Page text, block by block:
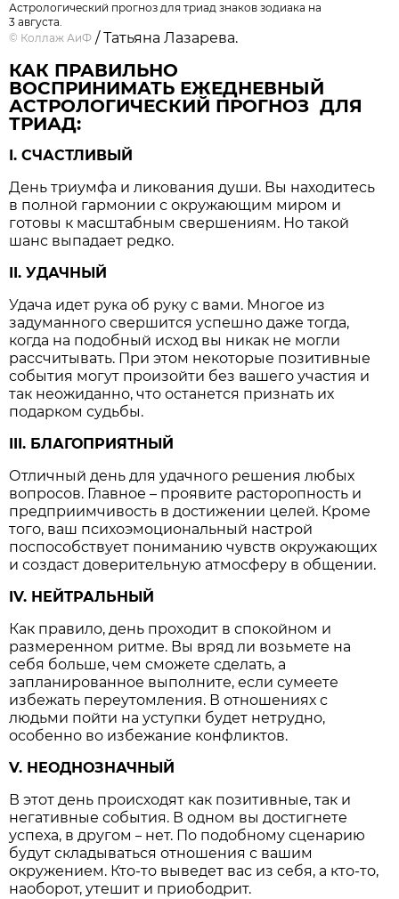
Астрологический прогноз для триад знаков зодиака на
3 августа.
© Коллаж АиФ / Татьяна Лазарева.
КАК ПРАВИЛЬНО
ВОСПРИНИМАТЬ ЕЖЕДНЕВНЫЙ
АСТРОЛОГИЧЕСКИЙ ПРОГНОЗ ДЛЯ
ТРИАД:
I. СЧАСТЛИВЫЙ
День триумфа и ликования души. Вы находитесь
в полной гармонии с окружающим миром и
готовы к масштабным свершениям. Но такой
шанс выпадает редко.
II. УДАЧНЫЙ
Удача идет рука об руку с вами. Многое из
задуманного свершится успешно даже тогда,
когда на подобный исход вы никак не могли
рассчитывать. При этом некоторые позитивные
события могут произойти без вашего участия и
так неожиданно, что останется признать их
подарком судьбы.
III. БЛАГОПРИЯТНЫЙ
Отличный день для удачного решения любых
вопросов. Главное – проявите расторопность и
предприимчивость в достижении целей. Кроме
того, ваш психоэмоциональный настрой
поспособствует пониманию чувств окружающих
и создаст доверительную атмосферу в общении.
IV. НЕЙТРАЛЬНЫЙ
Как правило, день проходит в спокойном и
размеренном ритме. Вы вряд ли возьмете на
себя больше, чем сможете сделать, а
запланированное выполните, если сумеете
избежать переутомления. В отношениях с
людьми пойти на уступки будет нетрудно,
особенно во избежание конфликтов.
V. НЕОДНОЗНАЧНЫЙ
В этот день происходят как позитивные, так и
негативные события. В одном вы достигнете
успеха, в другом– нет. По подобному сценарию
будут складываться отношения с вашим
окружением. Кто-то выведет вас из себя, а кто-то,
наоборот, утешит и приободрит.